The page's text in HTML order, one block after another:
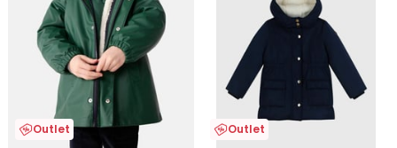
Outlet Outlet